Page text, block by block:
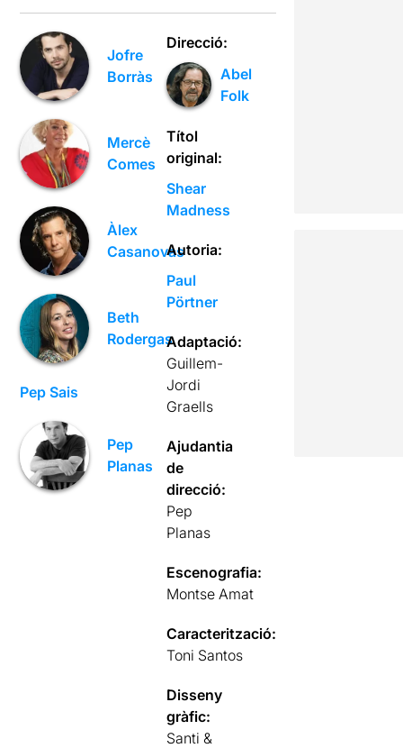
Jofre
Borràs
Mercè
Comes
Àlex
Casanovas
Beth
Rodergas
Pep Sais
Pep
Planas
Direcció:
Abel
Folk
Títol
original:
Shear
Madness
Autoria:
Paul
Pörtner
Adaptació:
Guillem-
Jordi
Graells
Ajudantia
de
direcció:
Pep
Planas
Escenografia:
Montse Amat
Caracterització:
Toni Santos
Disseny
gràfic:
Santi &